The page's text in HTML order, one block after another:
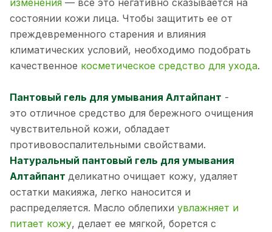
состоянии кожи лица. Чтобы защитить ее от
преждевременного старения и влияния
климатических условий, необходимо подобрать
качественное косметическое средство для ухода.
Пантовый гель для умывания Алтайпант -
это отличное средство для бережного очищения
чувствительной кожи, обладает
противовоспалительными свойствами.
Натуральный пантовый гель для умывания
Алтайпант деликатно очищает кожу, удаляет
остатки макияжа, легко наносится и
распределяется. Масло облепихи увлажняет и
питает кожу, делает ее мягкой, борется с